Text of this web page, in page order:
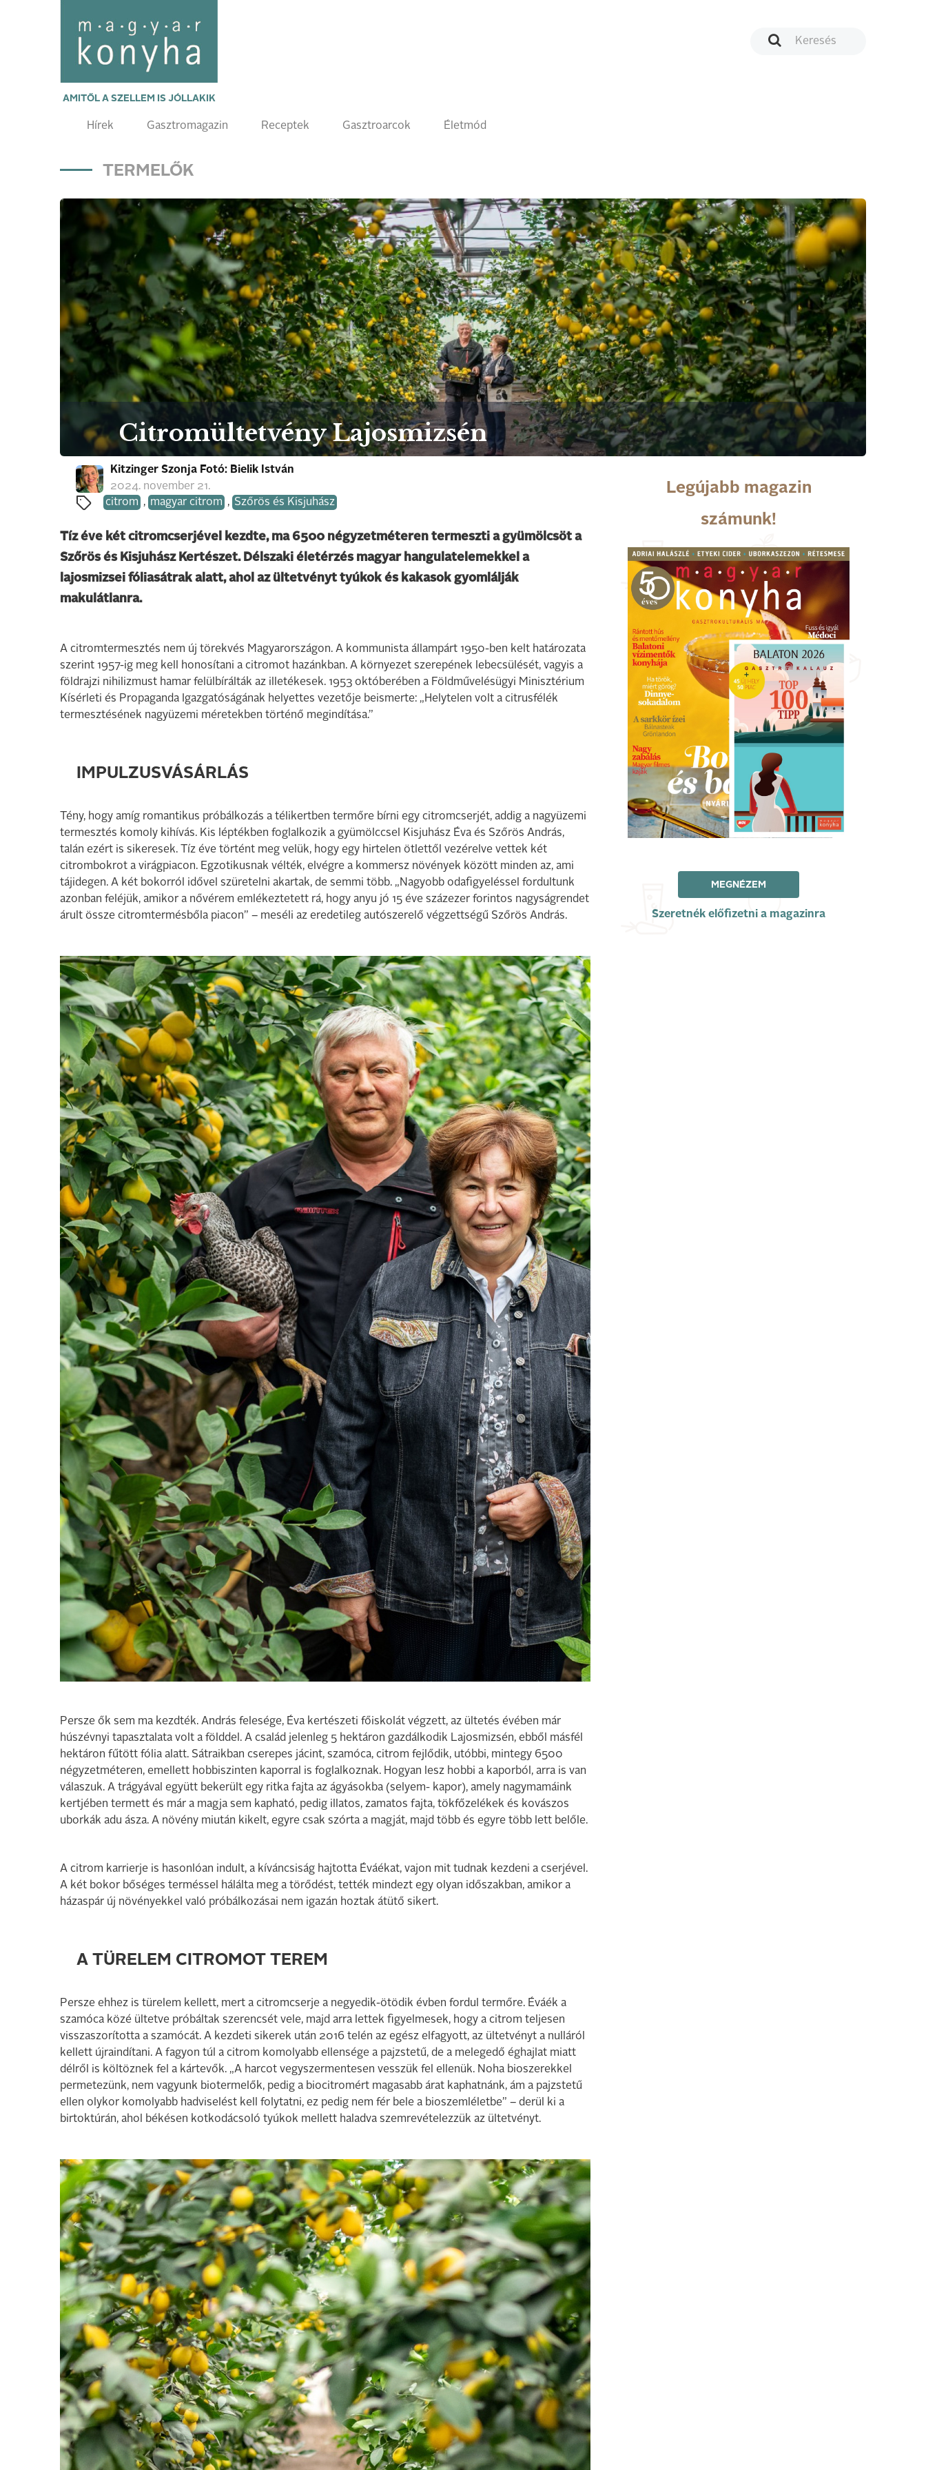
AMITŐL A SZELLEM IS JÓLLAKIK
Hírek Gasztromagazin Receptek Gasztroarcok Életmód
TERMELŐK
Citromültetvény Lajosmizsén
Kitzinger Szonja Fotó: Bielik István
2024. november 21.
citrom , magyar citrom , Szőrös és Kisjuhász
Tíz éve két citromcserjével kezdte, ma 6500 négyzetméteren termeszti a gyümölcsöt a
Szőrös és Kisjuhász Kertészet. Délszaki életérzés magyar hangulatelemekkel a
lajosmizsei fóliasátrak alatt, ahol az ültetvényt tyúkok és kakasok gyomlálják
makulátlanra.
A citromtermesztés nem új törekvés Magyarországon. A kommunista állampárt 1950-ben kelt határozata
szerint 1957-ig meg kell honosítani a citromot hazánkban. A környezet szerepének lebecsülését, vagyis a
földrajzi nihilizmust hamar felülbírálták az illetékesek. 1953 októberében a Földművelésügyi Minisztérium
Kísérleti és Propaganda Igazgatóságának helyettes vezetője beismerte: „Helytelen volt a citrusfélék
termesztésének nagyüzemi méretekben történő megindítása.”
IMPULZUSVÁSÁRLÁS
Tény, hogy amíg romantikus próbálkozás a télikertben termőre bírni egy citromcserjét, addig a nagyüzemi
termesztés komoly kihívás. Kis léptékben foglalkozik a gyümölccsel Kisjuhász Éva és Szőrös András,
talán ezért is sikeresek. Tíz éve történt meg velük, hogy egy hirtelen ötlettől vezérelve vettek két
citrombokrot a virágpiacon. Egzotikusnak vélték, elvégre a kommersz növények között minden az, ami
tájidegen. A két bokorról idővel szüretelni akartak, de semmi több. „Nagyobb odafigyeléssel fordultunk
azonban feléjük, amikor a nővérem emlékeztetett rá, hogy anyu jó 15 éve százezer forintos nagyságrendet
árult össze citromtermésbőla piacon” – meséli az eredetileg autószerelő végzettségű Szőrös András.
Persze ők sem ma kezdték. András felesége, Éva kertészeti főiskolát végzett, az ültetés évében már
húszévnyi tapasztalata volt a földdel. A család jelenleg 5 hektáron gazdálkodik Lajosmizsén, ebből másfél
hektáron fűtött fólia alatt. Sátraikban cserepes jácint, szamóca, citrom fejlődik, utóbbi, mintegy 6500
négyzetméteren, emellett hobbiszinten kaporral is foglalkoznak. Hogyan lesz hobbi a kaporból, arra is van
válaszuk. A trágyával együtt bekerült egy ritka fajta az ágyásokba (selyem- kapor), amely nagymamáink
kertjében termett és már a magja sem kapható, pedig illatos, zamatos fajta, tökfőzelékek és kovászos
uborkák adu ásza. A növény miután kikelt, egyre csak szórta a magját, majd több és egyre több lett belőle.
A citrom karrierje is hasonlóan indult, a kíváncsiság hajtotta Éváékat, vajon mit tudnak kezdeni a cserjével.
A két bokor bőséges terméssel hálálta meg a törődést, tették mindezt egy olyan időszakban, amikor a
házaspár új növényekkel való próbálkozásai nem igazán hoztak átütő sikert.
A TÜRELEM CITROMOT TEREM
Persze ehhez is türelem kellett, mert a citromcserje a negyedik-ötödik évben fordul termőre. Éváék a
szamóca közé ültetve próbáltak szerencsét vele, majd arra lettek figyelmesek, hogy a citrom teljesen
visszaszorította a szamócát. A kezdeti sikerek után 2016 telén az egész elfagyott, az ültetvényt a nulláról
kellett újraindítani. A fagyon túl a citrom komolyabb ellensége a pajzstetű, de a melegedő éghajlat miatt
délről is költöznek fel a kártevők. „A harcot vegyszermentesen vesszük fel ellenük. Noha bioszerekkel
permetezünk, nem vagyunk biotermelők, pedig a biocitromért magasabb árat kaphatnánk, ám a pajzstetű
ellen olykor komolyabb hadviselést kell folytatni, ez pedig nem fér bele a bioszemléletbe” – derül ki a
birtoktúrán, ahol békésen kotkodácsoló tyúkok mellett haladva szemrevételezzük az ültetvényt.
Legújabb magazin
számunk!
MEGNÉZEM
Szeretnék előfizetni a magazinra